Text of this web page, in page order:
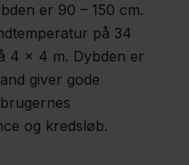
er 90 – 150 cm.
på 34
4 x 4 m. Dybden er
giver gode
og kredsløb.